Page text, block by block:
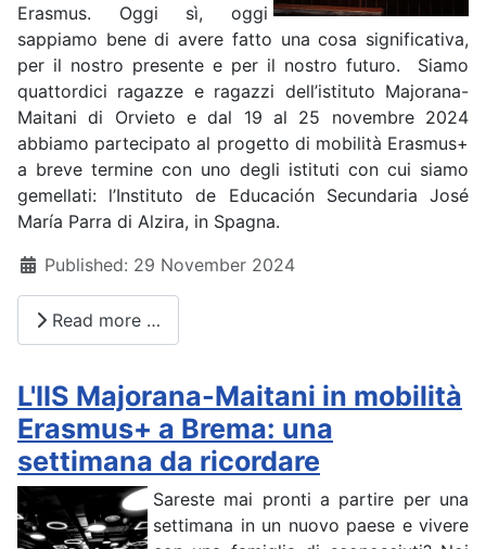
Erasmus. Oggi sì, oggi
sappiamo bene di avere fatto una cosa significativa,
per il nostro presente e per il nostro futuro. Siamo
quattordici ragazze e ragazzi dell’istituto Majorana-
Maitani di Orvieto e dal 19 al 25 novembre 2024
abbiamo partecipato al progetto di mobilità Erasmus+
a breve termine con uno degli istituti con cui siamo
gemellati: l’Instituto de Educación Secundaria José
María Parra di Alzira, in Spagna.
DetailsPublished: 29 November 2024
Read more …
L'IIS Majorana-Maitani in mobilità
Erasmus+ a Brema: una
settimana da ricordare
Sareste mai pronti a partire per una
settimana in un nuovo paese e vivere